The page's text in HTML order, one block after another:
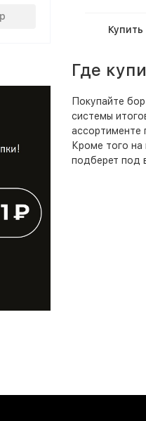
Купить
Где
Покупайте
системы
ассортименте
Кроме того
подберет под